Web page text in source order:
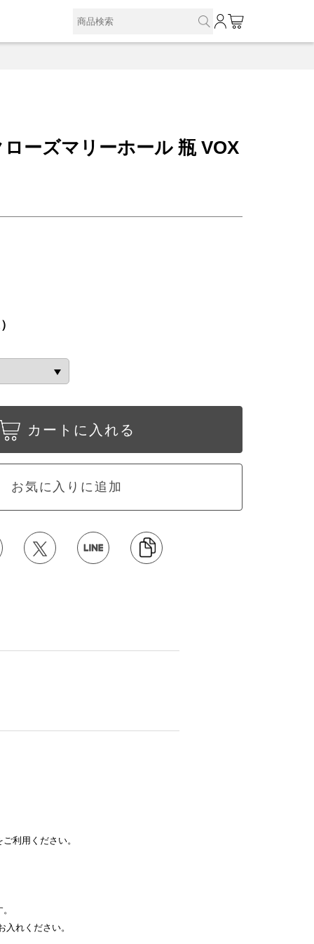
ーズマリーホール 瓶 VOX
カートに入れる
お気に入りに追加
利用ください。
入れください。